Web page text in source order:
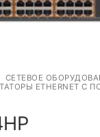
СЕТЕВОЕ
ETHERNET С